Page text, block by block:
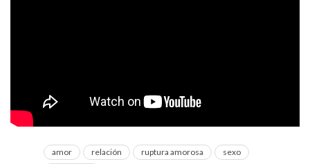
amor relación ruptura amorosa
sexo